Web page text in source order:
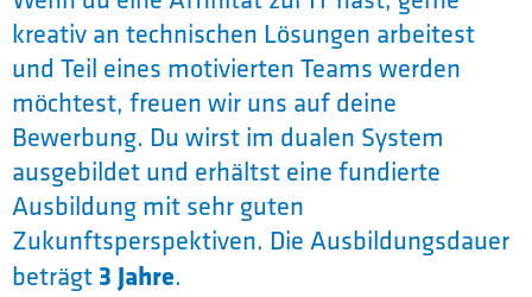
kreativ an technischen Lösungen arbeitest
und Teil eines motivierten Teams werden
möchtest, freuen wir uns auf deine
Bewerbung. Du wirst im dualen System
ausgebildet und erhältst eine fundierte
Ausbildung mit sehr guten
Zukunftsperspektiven. Die Ausbildungsdauer
beträgt3 Jahre.